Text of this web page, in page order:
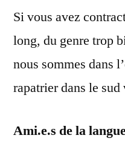
Si vous avez
long, du genre trop
nous sommes dans
rapatrier dans le
Ami.e.s de la